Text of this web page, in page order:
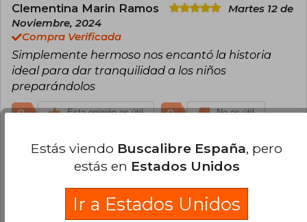
Clementina Marin Ramos
Martes 12 de
Noviembre, 2024
Compra Verificada
Simplemente hermoso nos encantó la historia
ideal para dar tranquilidad a los niños
preparándolos
0 Esta opinión es útil 0 No es útil
Cargar más opiniones del libro
¿Leíste este libro? Inicia sesiónpara poder
agregar tu propia evaluación.
Estás viendo Buscalibre España, pero
estás en Estados Unidos
Ir a Estados Unidos